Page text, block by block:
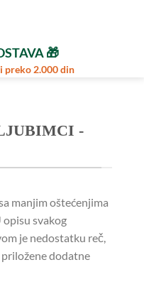
🎁
preko 2.000 din
-
manjim oštećenjima
svakog
je nedostatku reč,
dodatne